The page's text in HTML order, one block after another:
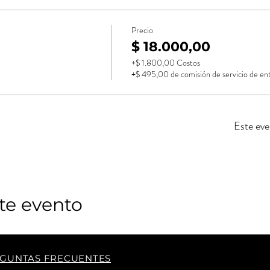
Precio
$ 18.000,00
+$ 1.800,00 Costos
+$ 495,00 de comisión de servicio de
Este
evento
FRECUENTES